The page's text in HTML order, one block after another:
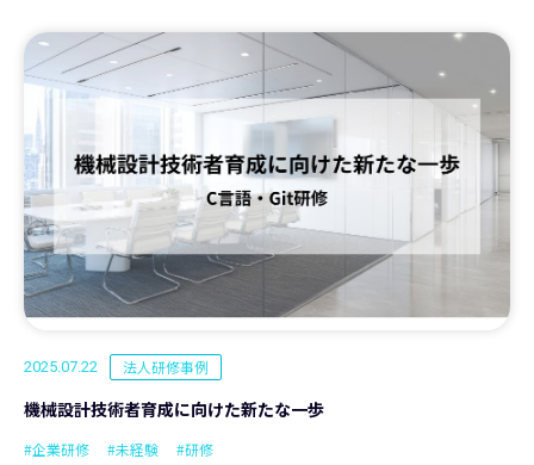
2025.07.22 法人研修事例
機械設計技術者育成に向けた新たな一歩
#企業研修 #未経験 #研修